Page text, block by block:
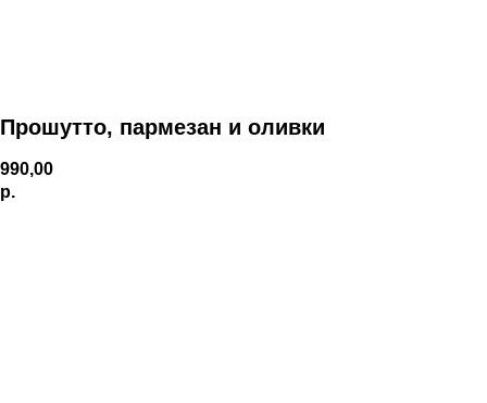
Прошутто, пармезан и оливки
990,00
р.